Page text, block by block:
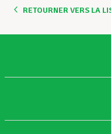
RETOURNER VERS LA